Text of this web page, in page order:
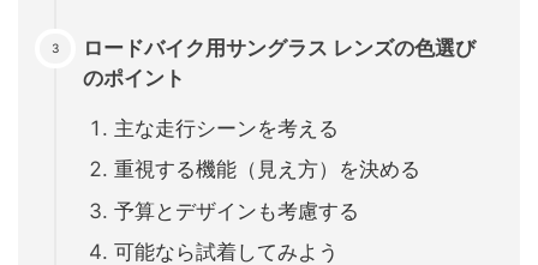
ロードバイク用サングラス レンズの色選び
のポイント
主な走行シーンを考える
重視する機能（見え方）を決める
予算とデザインも考慮する
可能なら試着してみよう